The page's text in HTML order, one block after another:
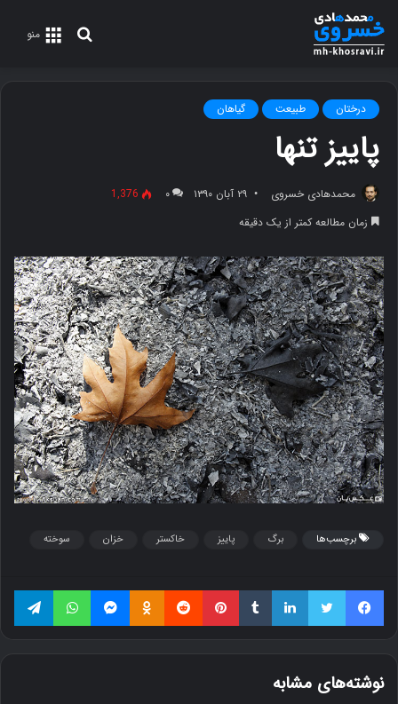
منوجستجو
درختان طبیعت گیاهان
پاییز تنها
محمدهادی خسروی ۲۹ آبان ۱۳۹۰ ۰
1,376
زمان مطالعه کمتر از یک دقیقه
برچسب‌ها برگ پاییز خاکستر خزان سوخته
فیسبوک توییتر لینکداین تامبلر پینتریست Reddit
Odnoklassniki مسنجر واتس آپ
نوشته‌های مشابه